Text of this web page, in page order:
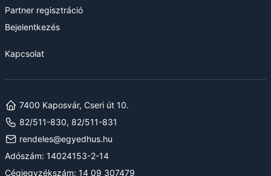
Partner regisztráció
Bejelentkezés
Kapcsolat
7400 Kaposvár, Cseri út 10.
82/511-830, 82/511-831
rendeles@egyedhus.hu
Adószám: 14024153-2-14
Cégjegyzékszám: 14 09 307479